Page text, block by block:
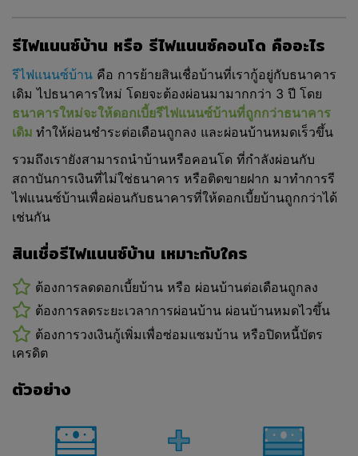
รีไฟแนนซ์บ้าน หรือ รีไฟแนนซ์คอนโด คืออะไร
รีไฟแนนซ์บ้าน คือ การย้ายสินเชื่อบ้านที่เรากู้อยู่กับธนาคาร
เดิม ไปธนาคารใหม่ โดยจะต้องผ่อนมามากกว่า 3 ปี โดย
ธนาคารใหม่จะให้ดอกเบี้ยรีไฟแนนซ์บ้านที่ถูกกว่าธนาคาร
เดิม ทำให้ผ่อนชำระต่อเดือนถูกลง และผ่อนบ้านหมดเร็วขึ้น
รวมถึงเรายังสามารถนำบ้านหรือคอนโด ที่กำลังผ่อนกับ
สถาบันการเงินที่ไม่ใช่ธนาคาร หรือติดขายฝาก มาทำการรี
ไฟแนนซ์บ้านเพื่อผ่อนกับธนาคารที่ให้ดอกเบี้ยบ้านถูกกว่าได้
เช่นกัน
สินเชื่อรีไฟแนนซ์บ้าน เหมาะกับใคร
ต้องการลดดอกเบี้ยบ้าน หรือ ผ่อนบ้านต่อเดือนถูกลง
ต้องการลดระยะเวลาการผ่อนบ้าน ผ่อนบ้านหมดไวขึ้น
ต้องการวงเงินกู้เพิ่มเพื่อซ่อมแซมบ้าน หรือปิดหนี้บัตร
เครดิต
ตัวอย่าง